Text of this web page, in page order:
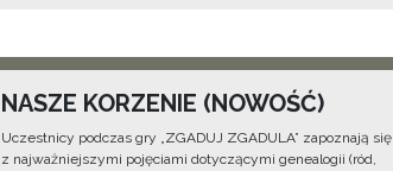
NASZE KORZENIE (NOWOŚĆ)
Uczestnicy podczas gry „ZGADUJ ZGADULA” zapoznają się
z najważniejszymi pojęciami dotyczącymi genealogii (ród,